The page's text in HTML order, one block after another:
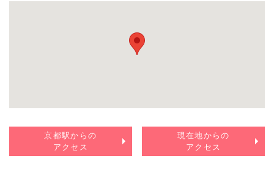
京都駅からの
アクセス
現在地からの
アクセス